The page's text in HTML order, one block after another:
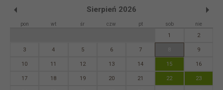
Sierpień 2026
pon wt śr czw pt sob nie
1 2
3 4 5 6 7 9
10 11 12 13 14 15 16
17 18 19 20 21 22 23